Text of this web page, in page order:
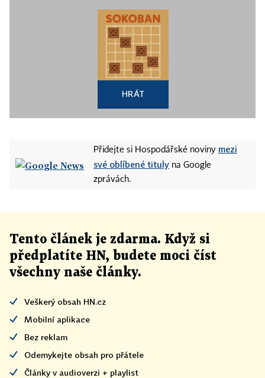
HRÁT
Přidejte si Hospodářské noviny mezi
své oblíbené tituly na Google
zprávách.
Tento článek je zdarma. Když si
předplatíte HN, budete moci číst
všechny naše články.
Veškerý obsah HN.cz
Mobilní aplikace
Bez reklam
Odemykejte obsah pro přátele
Články v audioverzi + playlist